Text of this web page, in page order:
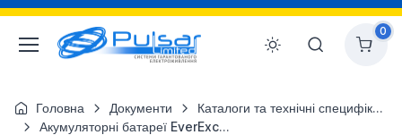
0
Головна Документи
Каталоги та технічні специфікації
Акумуляторні батареї EverExceed